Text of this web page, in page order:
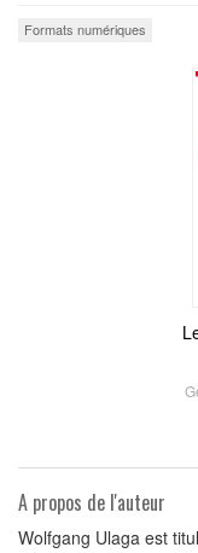
Formats numériques
A propos de l'auteur
Wolfgang Ulaga est